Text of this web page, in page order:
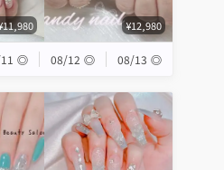
¥12,980
◎ 08/12 ◎ 08/13 ◎